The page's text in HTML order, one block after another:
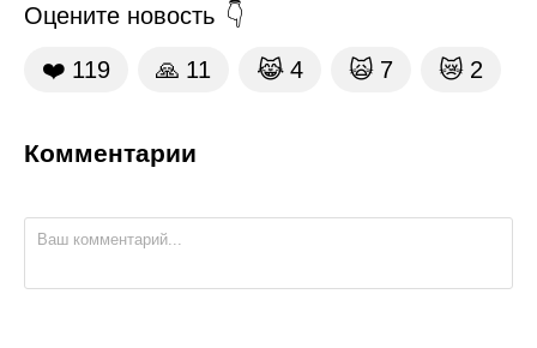
Оцените новость
❤️ 119 🙏 11 😹 4 🙀 7 😿 2
Комментарии